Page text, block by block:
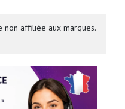
non affiliée aux marques.